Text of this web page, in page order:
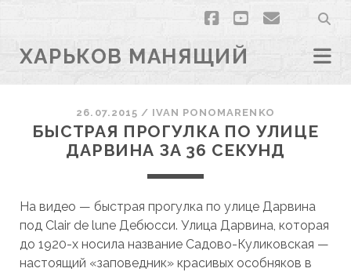
facebook
youtubeemail
ХАРЬКОВ МАНЯЩИЙ
26.07.2015 / ІVAN PONOMARENKO
БЫСТРАЯ ПРОГУЛКА ПО УЛИЦЕ
ДАРВИНА ЗА 36 СЕКУНД
На видео — быстрая прогулка по улице Дарвина
под Clair de lune Дебюсси. Улица Дарвина, которая
до 1920-х носила название Садово-Куликовская —
настоящий «заповедник» красивых особняков в